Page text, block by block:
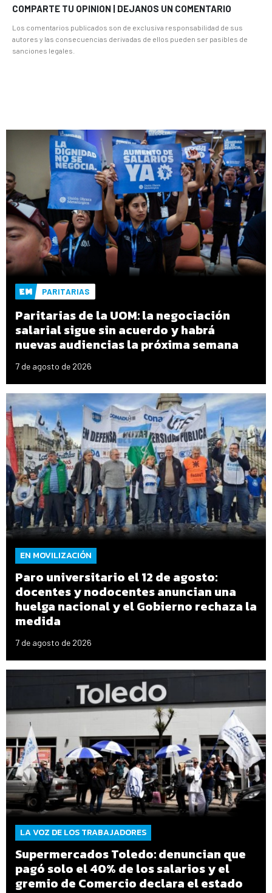
COMPARTE TU OPINION | DEJANOS UN COMENTARIO
Los comentarios publicados son de exclusiva responsabilidad de sus
autores y las consecuencias derivadas de ellos pueden ser pasibles de
sanciones legales.
PARITARIAS
Paritarias de la UOM: la negociación
salarial sigue sin acuerdo y habrá
nuevas audiencias la próxima semana
7 de agosto de 2026
EN MOVILIZACIÓN
Paro universitario el 12 de agosto:
docentes y nodocentes anuncian una
huelga nacional y el Gobierno rechaza la
medida
7 de agosto de 2026
LA VOZ DE LOS TRABAJADORES
Supermercados Toledo: denuncian que
pagó solo el 40% de los salarios y el
gremio de Comercio declara el estado